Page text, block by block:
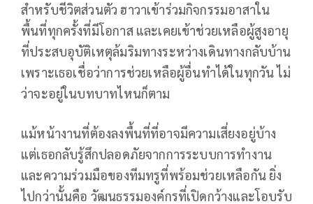
สำหรับชีวิตส่วนตัว ฮาวาเข้าร่วมกิจกรรมอาสาใน
พื้นที่ทุกครั้งที่มีโอกาส และเคยเข้าช่วยเหลือผู้สูงอายุ
ที่ประสบอุบัติเหตุล้มริมทางระหว่างเดินทางกลับบ้าน
เพราะเธอเชื่อว่าการช่วยเหลือผู้อื่นทำได้ในทุกวัน ไม่
ว่าจะอยู่ในบทบาทไหนก็ตาม
แม้หน้างานที่ต้องลงพื้นที่ที่อาจมีความเสี่ยงอยู่บ้าง
แต่เธอกลับรู้สึกปลอดภัยจากการระบบการทำงาน
และความร่วมมือของทีมทรูที่พร้อมช่วยเหลือกัน ยิ่ง
ไปกว่านั้นคือ วัฒนธรรมองค์กรที่เปิดกว้างและโอบรับ